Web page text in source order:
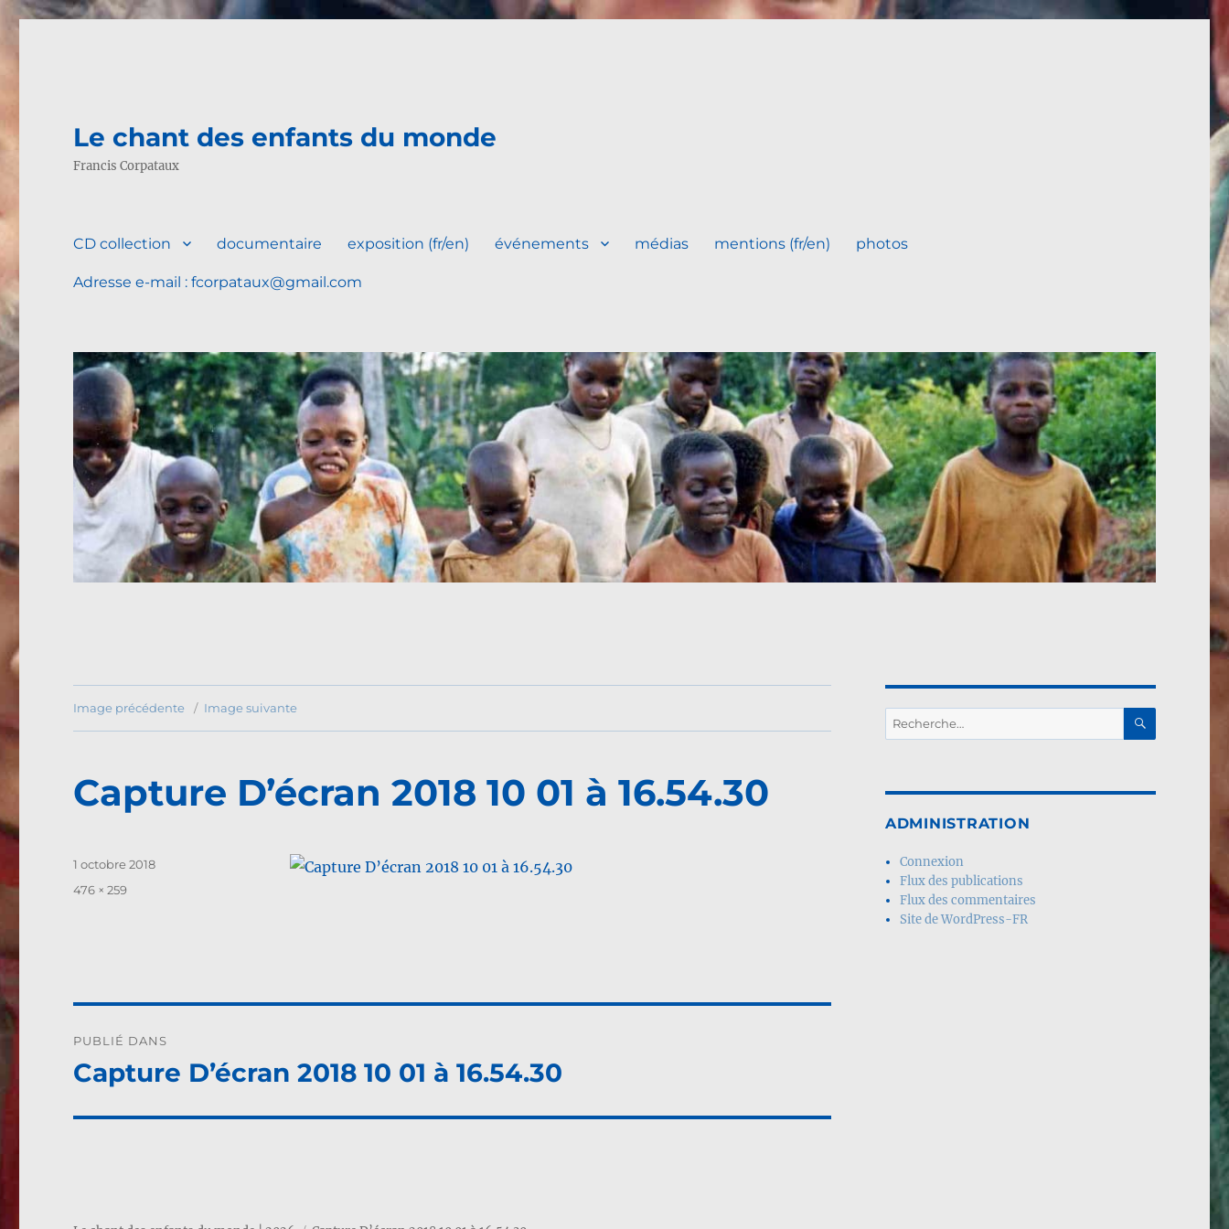
Le chant des enfants du monde
Francis Corpataux
CD collection documentaire exposition (fr/en) événements médias mentions (fr/en) photos
Adresse e-mail : fcorpataux@gmail.com
Image précédente Image suivante
Capture D’écran 2018 10 01 à 16.54.30
Publié
1 octobre 2018
Taille
476 × 259
de
PUBLIÉ DANS
Capture D’écran 2018 10 01 à 16.54.30
Recherche
pour :
ADMINISTRATION
Connexion
Flux des publications
Flux des commentaires
Site de WordPress-FR